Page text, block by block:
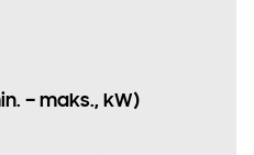
– maks., kW)